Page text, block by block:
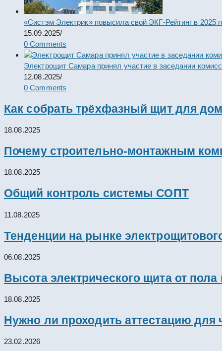
«Систэм Электрик» повысила свой ЭКГ-Рейтинг в 2025
15.09.2025/
0 Comments
Электрощит Самара принял участие в заседании
12.08.2025/
0 Comments
Как собрать трёхфазный щит для
18.08.2025
Почему строительно-монтажным
18.08.2025
Общий контроль системы СОПТ
11.08.2025
Тенденции на рынке
06.08.2025
Высота электрического щита от
18.08.2025
Нужно ли проходить аттестацию для
23.02.2026